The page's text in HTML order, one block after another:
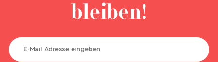
bleiben!